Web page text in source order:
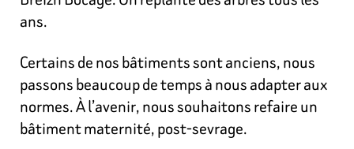
ans.
Certains de nos bâtiments sont anciens, nous
passons beaucoup de temps à nous adapter aux
normes. À l’avenir, nous souhaitons refaire un
bâtiment maternité, post-sevrage.